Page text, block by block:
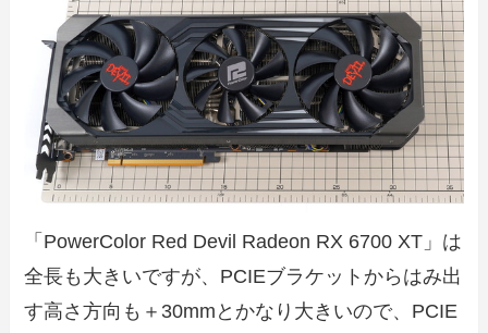
「PowerColor Red Devil Radeon RX 6700 XT」は
全長も大きいですが、PCIEブラケットからはみ出
す高さ方向も＋30mmとかなり大きいので、PCIE